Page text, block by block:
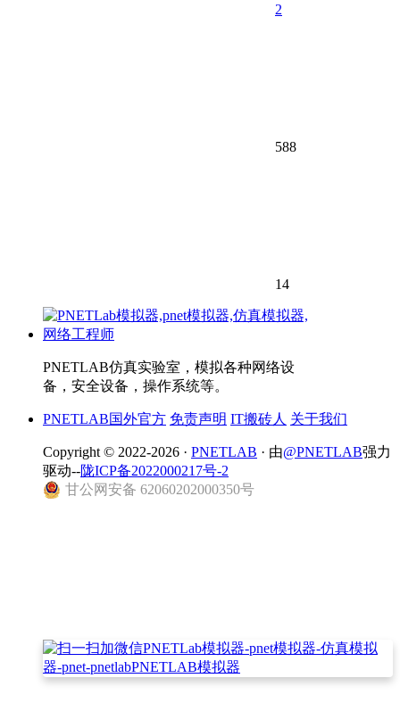
2
588
14
PNETLAB仿真实验室，模拟各种网络设
备，安全设备，操作系统等。
PNETLAB国外官方 免责声明 IT搬砖人 关于我们
Copyright © 2022-2026 · PNETLAB · 由@PNETLAB强力
驱动--陇ICP备2022000217号-2
甘公网安备 62060202000350号